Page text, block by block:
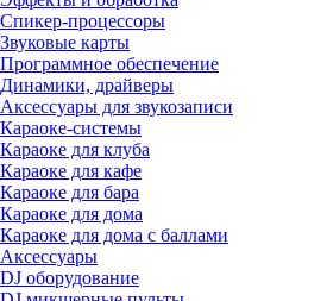
Спикер-процессоры
Звуковые карты
Программное обеспечение
Динамики, драйверы
Аксессуары для звукозаписи
Караоке-системы
Караоке для клуба
Караоке для кафе
Караоке для бара
Караоке для дома
Караоке для дома с баллами
Аксессуары
DJ оборудование